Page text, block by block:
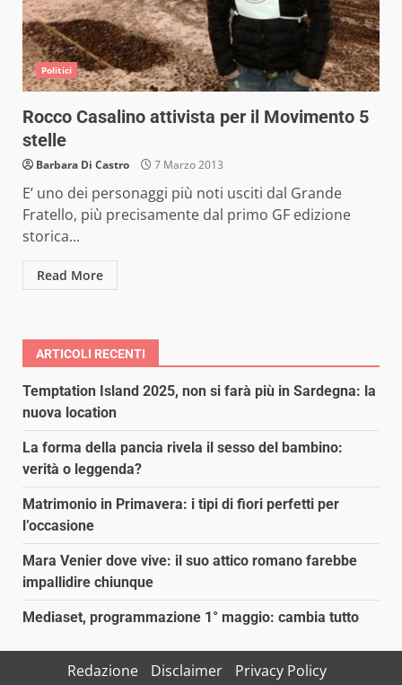
Politici
Rocco Casalino attivista per il Movimento 5
stelle
Barbara Di Castro 7 Marzo 2013
E’ uno dei personaggi più noti usciti dal Grande
Fratello, più precisamente dal primo GF edizione
storica...
Read More
ARTICOLI RECENTI
Temptation Island 2025, non si farà più in Sardegna: la
nuova location
La forma della pancia rivela il sesso del bambino:
verità o leggenda?
Matrimonio in Primavera: i tipi di fiori perfetti per
l’occasione
Mara Venier dove vive: il suo attico romano farebbe
impallidire chiunque
Mediaset, programmazione 1° maggio: cambia tutto
Redazione Disclaimer Privacy Policy